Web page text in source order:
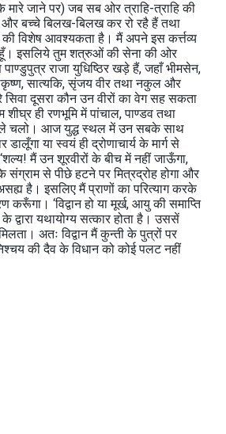
मारे जाने पर) जब सब ओर त्राहि-त्राहि की
और बच्चे बिलख-बिलख कर रो रहै हैं तथा
की विशेष आवश्यकता है। मैं अपने इस कर्त्तव्य
इसलिये तुम शत्रुओं की सेना की ओर
पाण्डुपुत्र राजा युधिष्ठिर खड़े हैं, जहाँ भीमसेन,
सात्यकि, सृंजय वीर तथा नकुल और
दूसरा कौन उन वीरों का वेग सह सकता
शीघ्र ही रणभूमि में पांचाल, पाण्डव तथा
चलो। आज युद्ध स्थल में उन सबके साथ
डालूँगा या स्वयं ही द्रोणाचार्य के मार्ग से
मैं उन शूरवीरों के बीच में नहीं जाऊँगा,
संग्राम से पीछे हटने पर मित्रद्रोह होगा और
है। इसलिए मैं प्राणों का परित्याग करके
करूँगा। ‘विद्वान हो या मूर्ख, आयु की समाप्ति
द्वारा यथायोग्य सत्कार होता है। उससें
अतः विद्वान मैं कुन्ती के पुत्रों पर
की दैव के विधान को कोई पलट नहीं